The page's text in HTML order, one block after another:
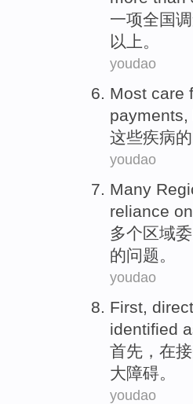
一项全国
以上。
youdao
Most care
payments,
这些疾病的
youdao
Many
reliance on
多个区域
的问题。
youdao
First direct
identified
首先 ， 在
大障碍。
youdao